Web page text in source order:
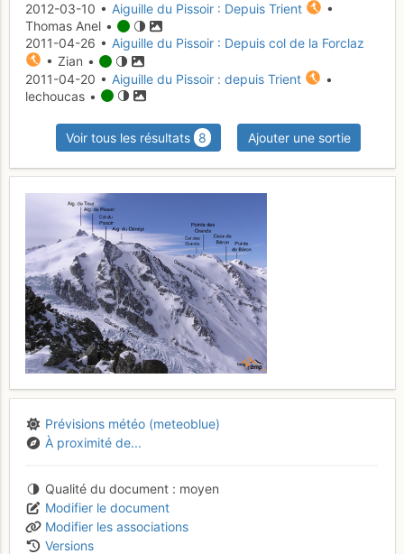
2012-03-10 • Aiguille du Pissoir : Depuis Trient
•
Thomas Anel •
2011-04-26 • Aiguille du Pissoir : Depuis col de la Forclaz
• Zian •
2011-04-20 • Aiguille du Pissoir : depuis Trient
•
lechoucas •
Voir tous les résultats 8 Ajouter une sortie
Prévisions météo (meteoblue)
À proximité de...
Qualité du document
moyen
Modifier le document
Modifier les associations
Versions